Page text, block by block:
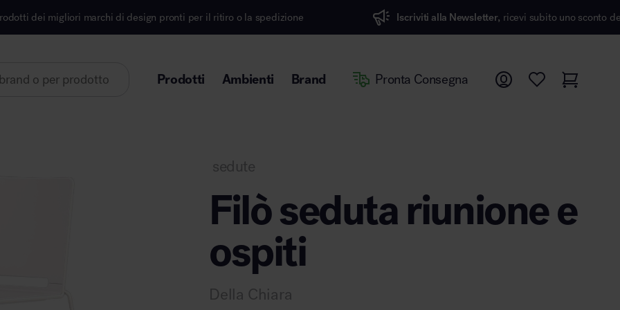
design pronti per il ritiro o la spedizione Iscriviti alla Newsletter, ricevi subito uno sconto del 7%
Prodotti Ambienti Brand Pronta Consegna
sedute
Filò seduta riunione e
ospiti
Della Chiara